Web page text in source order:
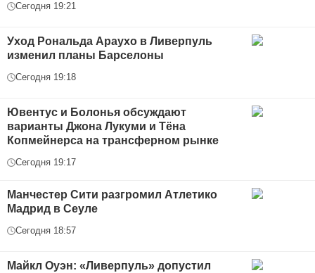
Сегодня 19:21
Уход Рональда Араухо в Ливерпуль
изменил планы Барселоны
Сегодня 19:18
Ювентус и Болонья обсуждают
варианты Джона Лукуми и Тёна
Копмейнерса на трансферном рынке
Сегодня 19:17
Манчестер Сити разгромил Атлетико
Мадрид в Сеуле
Сегодня 18:57
Майкл Оуэн: «Ливерпуль» допустил